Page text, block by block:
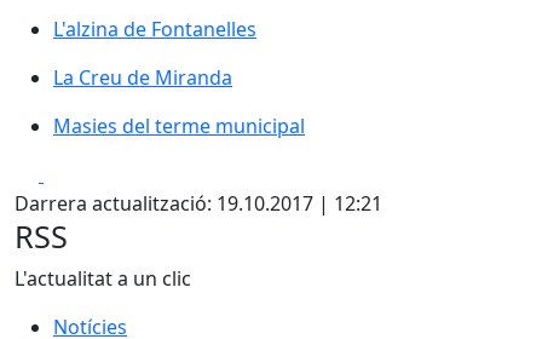
L'alzina de Fontanelles
L'alzina de Fontanelles
La Creu de Miranda
La Creu de Miranda
Masies del terme municipal
Masies del terme municipal
Darrera actualització: 19.10.2017 | 12:21
RSS
L'actualitat a un clic
Notícies